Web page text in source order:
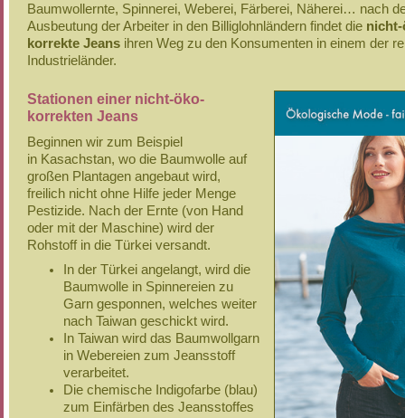
Baumwollernte, Spinnerei, Weberei, Färberei, Näherei… nach
Ausbeutung der Arbeiter in den Billiglohnländern findet die nicht-
korrekte Jeans ihren Weg zu den Konsumenten in einem der
Industrieländer.
Stationen einer nicht-öko-
korrekten Jeans
Beginnen wir zum Beispiel
in Kasachstan, wo die Baumwolle auf
großen Plantagen angebaut wird,
freilich nicht ohne Hilfe jeder Menge
Pestizide. Nach der Ernte (von Hand
oder mit der Maschine) wird der
Rohstoff in die Türkei versandt.
In der Türkei angelangt, wird die
Baumwolle in Spinnereien zu
Garn gesponnen, welches weiter
nach Taiwan geschickt wird.
In Taiwan wird das Baumwollgarn
in Webereien zum Jeansstoff
verarbeitet.
Die chemische Indigofarbe (blau)
zum Einfärben des Jeansstoffes